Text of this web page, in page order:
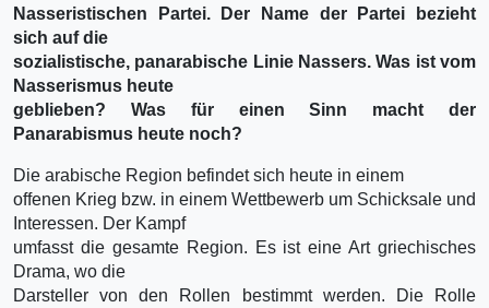
Nasseristischen Partei. Der Name der Partei bezieht
sich auf die
sozialistische, panarabische Linie Nassers. Was ist vom
Nasserismus heute
geblieben? Was für einen Sinn macht der
Panarabismus heute noch?
Die arabische Region befindet sich heute in einem
offenen Krieg bzw. in einem Wettbewerb um Schicksale und
Interessen. Der Kampf
umfasst die gesamte Region. Es ist eine Art griechisches
Drama, wo die
Darsteller von den Rollen bestimmt werden. Die Rolle